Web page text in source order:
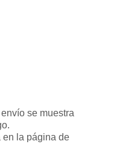
se muestra
en la página de